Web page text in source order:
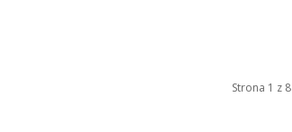
Strona 1 z 8